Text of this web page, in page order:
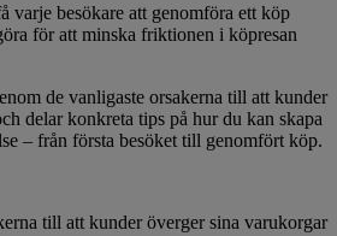
varje besökare att genomföra ett köp
för att minska friktionen i köpresan
de vanligaste orsakerna till att kunder
delar konkreta tips på hur du kan skapa
– från första besöket till genomfört köp.
till att kunder överger sina varukorgar